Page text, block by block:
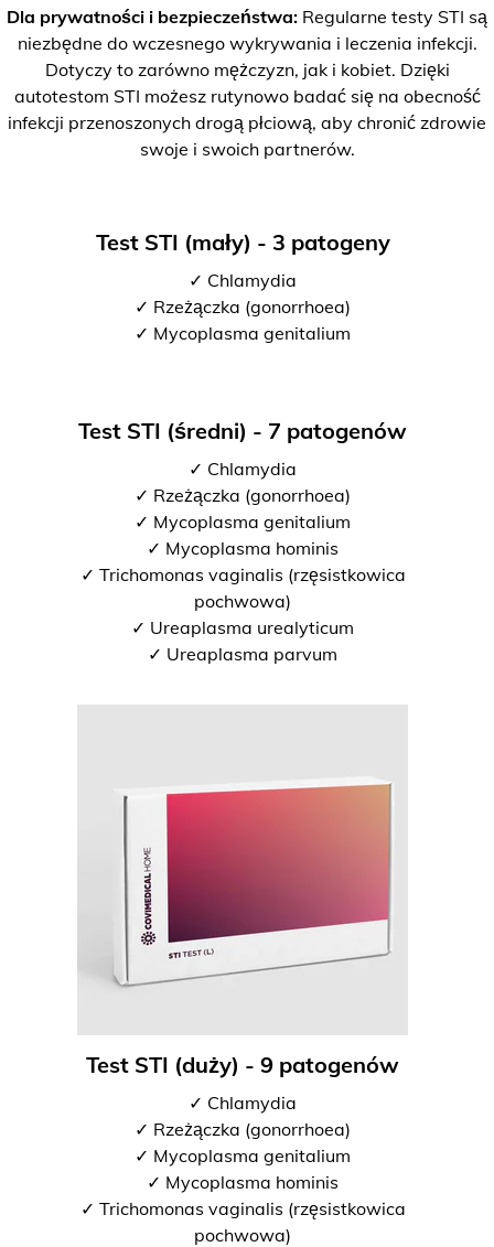
Dla prywatności i bezpieczeństwa: Regularne testy STI są
niezbędne do wczesnego wykrywania i leczenia infekcji.
Dotyczy to zarówno mężczyzn, jak i kobiet. Dzięki
autotestom STI możesz rutynowo badać się na obecność
infekcji przenoszonych drogą płciową, aby chronić zdrowie
swoje i swoich partnerów.
Test STI (mały) - 3 patogeny
✓ Chlamydia
✓ Rzeżączka (gonorrhoea)
✓ Mycoplasma genitalium
Test STI (średni) - 7 patogenów
✓ Chlamydia
✓ Rzeżączka (gonorrhoea)
✓ Mycoplasma genitalium
✓ Mycoplasma hominis
✓ Trichomonas vaginalis (rzęsistkowica
pochwowa)
✓ Ureaplasma urealyticum
✓ Ureaplasma parvum
Test STI (duży) - 9 patogenów
✓ Chlamydia
✓ Rzeżączka (gonorrhoea)
✓ Mycoplasma genitalium
✓ Mycoplasma hominis
✓ Trichomonas vaginalis (rzęsistkowica
pochwowa)